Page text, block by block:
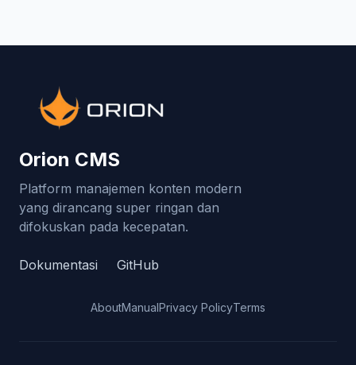
Orion CMS
Platform manajemen konten modern
yang dirancang super ringan dan
difokuskan pada kecepatan.
Dokumentasi GitHub
AboutManualPrivacy PolicyTerms